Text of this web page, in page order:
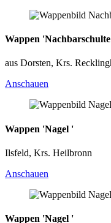
Wappen
aus Dorsten, Krs.
Anschauen
Wappen 'Nagel '
Ilsfeld, Krs. Heilbronn
Anschauen
Wappen 'Nagel '